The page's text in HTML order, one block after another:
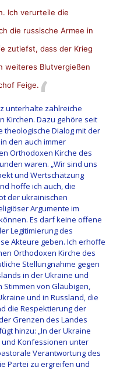
Ich verurteile die
die russische Armee in
zutiefst, dass der Krieg
weiteres Blutvergießen
Feige.
unterhalte zahlreiche
Kirchen. Dazu gehöre seit
theologische Dialog mit der
den auch immer
Orthodoxen Kirche des
waren. „Wir sind uns
und Wertschätzung
hoffe ich auch, die
der ukrainischen
Argumente im
Es darf keine offene
Legitimierung des
Akteure geben. Ich erhoffe
Orthodoxen Kirche des
Stellungnahme gegen
in der Ukraine und
von Gläubigen,
und in Russland, die
die Respektierung der
Grenzen des Landes
hinzu: „In der Ukraine
Konfessionen unter
Verantwortung des
Partei zu ergreifen und